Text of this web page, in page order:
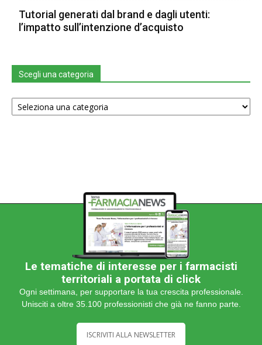
Tutorial generati dal brand e dagli utenti:
l’impatto sull’intenzione d’acquisto
Scegli una categoria
Scegli
una
Le tematiche di interesse per i farmacisti
territoriali a portata di click
Ogni settimana, per supportare la tua crescita professionale.
Unisciti a oltre 35.100 professionisti che già ne fanno parte.
ISCRIVITI ALLA NEWSLETTER